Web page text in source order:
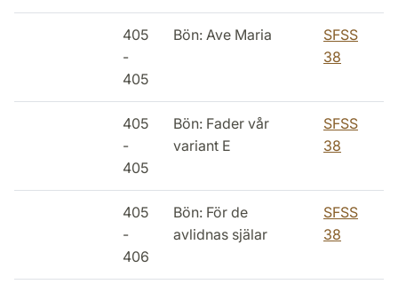
405
-
405
Bön: Ave Maria
SFSS
38
405
-
405
Bön: Fader vår
variant E
SFSS
38
405
-
406
Bön: För de
avlidnas själar
SFSS
38